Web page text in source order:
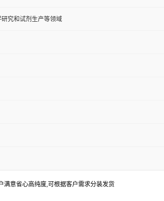
究和试剂生产等领域
满意省心高纯度,可根据客户需求分装发货